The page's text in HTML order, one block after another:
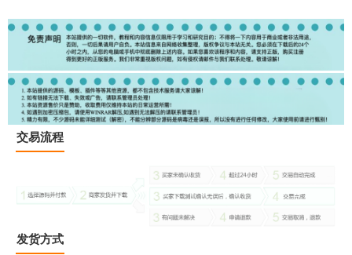
交易流程
发货方式